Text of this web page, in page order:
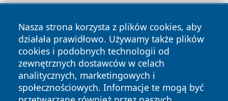
Nasza strona korzysta z plików cookies, aby
działała prawidłowo. Używamy także plików
cookies i podobnych technologii od
zewnętrznych dostawców w celach
analitycznych, marketingowych i
społecznościowych. Informacje te mogą być
Copyright © 2026 dabrowski24.pl Wszystkie prawa
zastrzeżone.